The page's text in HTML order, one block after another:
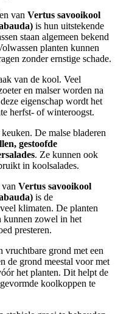
van Vertus savooikool
is hun uitstekende
staan algemeen bekend
planten kunnen
zonder ernstige schade.
van de kool. Veel
en malser worden na
eigenschap wordt het
herfst- of winteroogst.
De malse bladeren
gestoofde
. Ze kunnen ook
in koolsalades.
Vertus savooikool
is de
klimaten. De planten
kunnen zowel in het
presteren.
vruchtbare grond met een
de grond meestal voor met
het planten. Dit helpt de
koolkoppen te